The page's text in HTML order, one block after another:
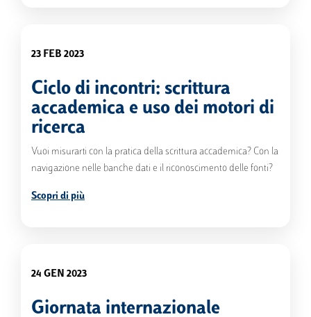
23 FEB 2023
Ciclo di incontri: scrittura
accademica e uso dei motori di
ricerca
Vuoi misurarti con la pratica della scrittura accademica? Con la
navigazione nelle banche dati e il riconoscimento delle fonti?
Scopri di più
24 GEN 2023
Giornata internazionale